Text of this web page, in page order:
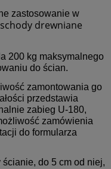
zastosowanie w
schody drewniane
200 kg maksymalnego
do ścian.
zamontowania go
przedstawia
zabieg U-180,
zamówienia
do formularza
do 5 cm od niej,